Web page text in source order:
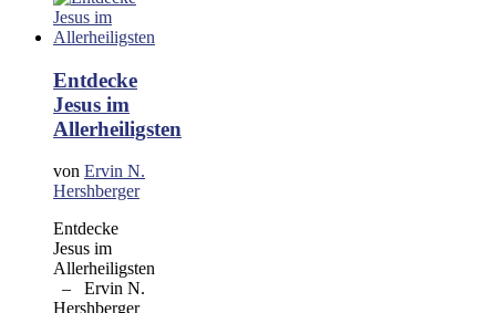
Entdecke
Jesus im
Allerheiligsten
von Ervin N.
Hershberger
Entdecke
Jesus im
Allerheiligsten
– Ervin N.
Hershberger